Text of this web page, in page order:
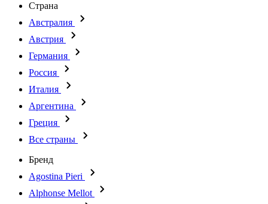
Страна
Австралия
Австрия
Германия
Россия
Италия
Аргентина
Греция
Все страны
Бренд
Agostina Pieri
Alphonse Mellot